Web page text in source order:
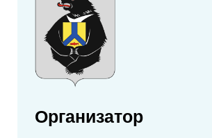
Организатор